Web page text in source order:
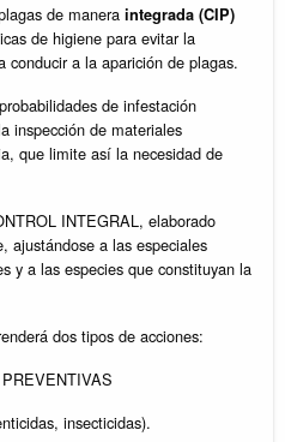
de manera integrada (CIP)
de higiene para evitar la
a la aparición de plagas.
de infestación
inspección de materiales
que limite así la necesidad de
INTEGRAL, elaborado
ajustándose a las especiales
y a las especies que constituyan la
dos tipos de acciones:
insecticidas).